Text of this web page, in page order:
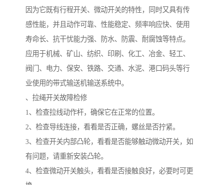
因为它既有行程开关、微动开关的特性，同时又具有传
感性能，并且动作可靠、性能稳定、频率响应快、使用
寿命长、抗干忧能力强、防水、防震、耐腐蚀等特点。
应用于机械、矿山、纺织、印刷、化工、冶金、轻工、
阀门、电力、保安、铁路、交通、水泥、港口码头等行
业使用的带式输送机输送系统中。
、拉绳开关故障检修
1、检查拉线动作杆，确保它在正常的位置。
2、检查导线连接，看看是否正确，螺丝是否拧紧。
3、检查开关内部凸轮，看看是否能够触动微动开关，如
有问题，请重新安装凸轮。
4、检查微动开关触头，看看是否接触良好，必要时可更